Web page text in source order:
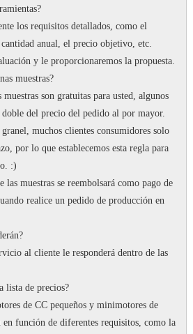
los requisitos detallados, como el
anual, el precio objetivo, etc.
y le proporcionaremos la propuesta.
muestras?
son gratuitas para usted, algunos
doble del precio del pedido al por mayor.
muchos clientes consumidores solo
por lo que establecemos esta regla para
:)
las muestras se reembolsará como pago de
realice un pedido de producción en
al cliente le responderá dentro de las
lista de precios?
de CC pequeños y minimotores de
en función de diferentes requisitos, como la